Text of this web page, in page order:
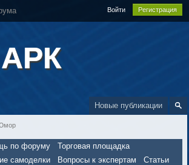
Войти Регистрация
АРК
Новые публикации
по форуму
Торговая площадка
самоделки
Вопросы к экспертам
Статьи